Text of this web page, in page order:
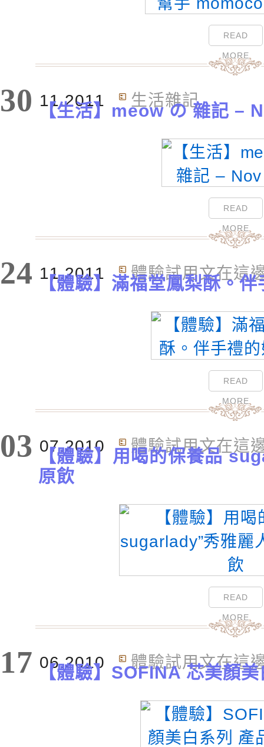
READ
MORE
30 11.2011 生活雜記
【生活】meow の 雜記 –
READ
MORE
24 11.2011 體驗試用文在這
【體驗】滿福堂鳳梨酥。
READ
MORE
03 07.2010 體驗試用文在這
【體驗】用喝的保養品
原飲
READ
MORE
17 06.2010 體驗試用文在這
【體驗】SOFINA 芯美顏